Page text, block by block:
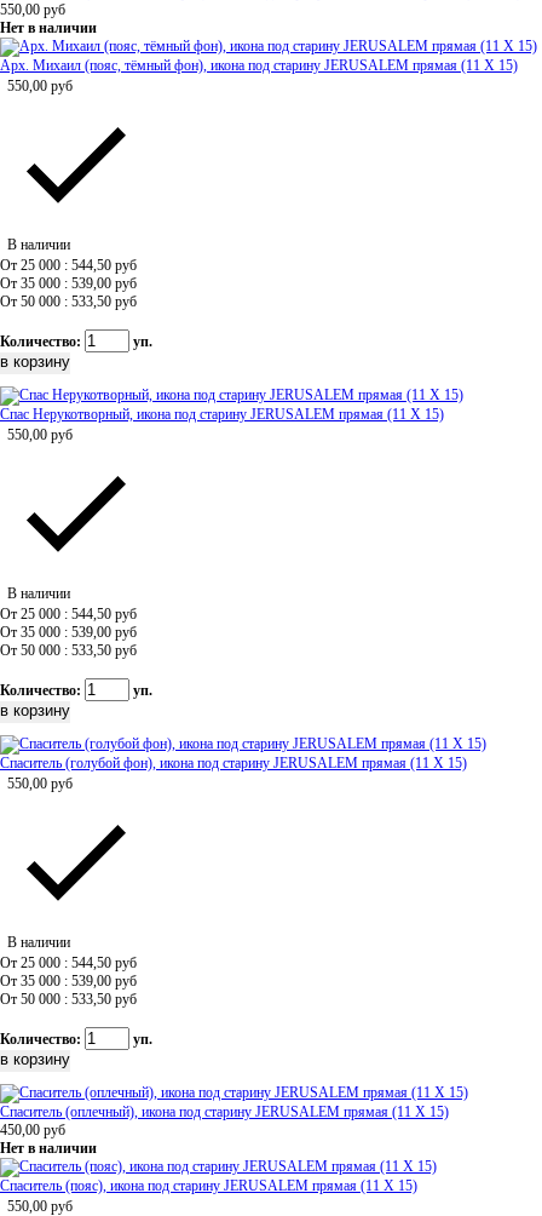
550,00 руб
Нет в наличии
Арх. Михаил (пояс, тёмный фон), икона под старину JERUSALEM прямая (11 Х 15)
550,00 руб
В наличии
От 25 000 : 544,50 руб
От 35 000 : 539,00 руб
От 50 000 : 533,50 руб
Количество: уп.
Спас Нерукотворный, икона под старину JERUSALEM прямая (11 Х 15)
550,00 руб
В наличии
От 25 000 : 544,50 руб
От 35 000 : 539,00 руб
От 50 000 : 533,50 руб
Количество: уп.
Спаситель (голубой фон), икона под старину JERUSALEM прямая (11 Х 15)
550,00 руб
В наличии
От 25 000 : 544,50 руб
От 35 000 : 539,00 руб
От 50 000 : 533,50 руб
Количество: уп.
Спаситель (оплечный), икона под старину JERUSALEM прямая (11 Х 15)
450,00 руб
Нет в наличии
Спаситель (пояс), икона под старину JERUSALEM прямая (11 Х 15)
550,00 руб